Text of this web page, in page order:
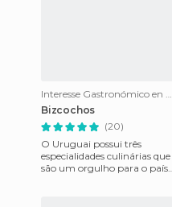
Interesse Gastronómico en Montevideo
Bizcochos
(20)
O Uruguai possui três
especialidades culinárias que
são um orgulho para o país,